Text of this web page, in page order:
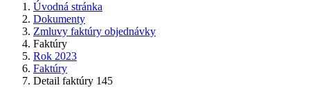
Úvodná stránka
Dokumenty
Zmluvy faktúry objednávky
Faktúry
Rok 2023
Faktúry
Detail faktúry 145